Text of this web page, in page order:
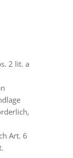
2 lit. a
Art. 6